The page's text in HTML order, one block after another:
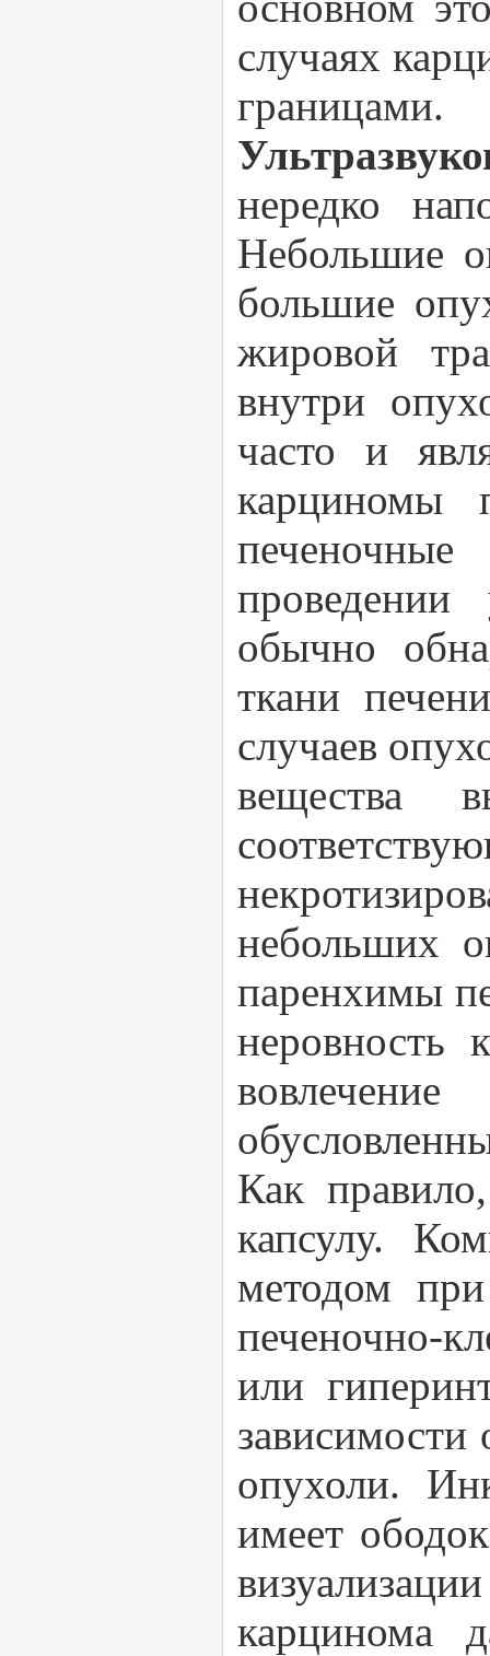
случаях
границами.
нередко
Небольшие
большие
жировой
внутри
часто и
карциномы
обычно
ткани
случаев
вещества
небольших
паренхимы
неровность
Как
капсулу.
методом
печеночно-
или
опухоли.
имеет
карцинома